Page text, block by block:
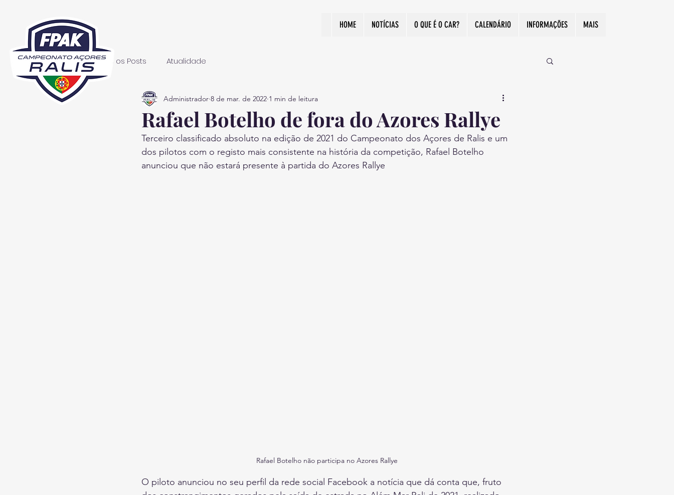
HOME NOTÍCIAS O QUE É O CAR? CALENDÁRIO INFORMAÇÕES MAIS
Todos os Posts Atualidade
Rafael Botelho de fora do Azores Rallye
Administrador 8 de mar. de 2022 1 min de leitura
Terceiro classificado absoluto na edição de 2021 do Campeonato dos Açores de Ralis e um
dos pilotos com o registo mais consistente na história da competição, Rafael Botelho
anunciou que não estará presente à partida do Azores Rallye
Rafael Botelho não participa no Azores Rallye
O piloto anunciou no seu perfil da rede social Facebook a notícia que dá conta que, fruto